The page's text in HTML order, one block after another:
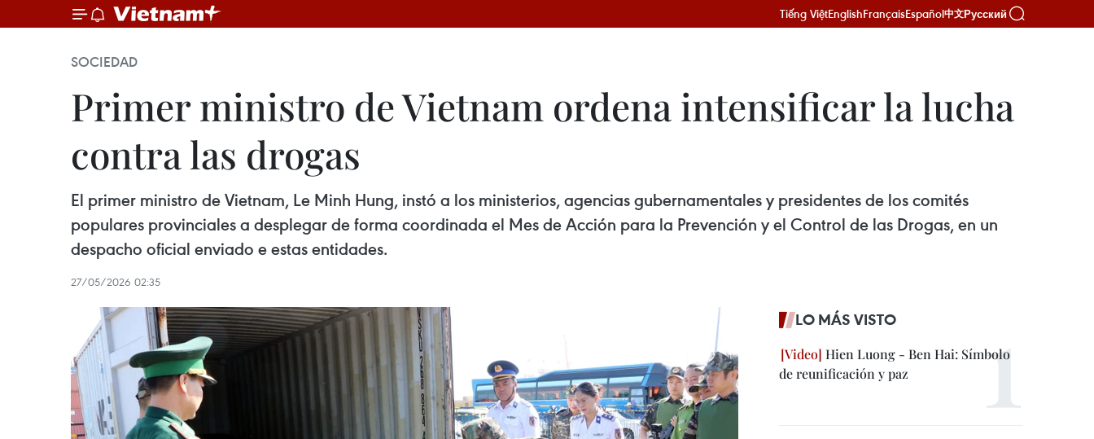
Tiếng ViệtEnglishFrançaisEspañol中文Русский
SOCIEDAD
Primer ministro de Vietnam ordena intensificar la lucha
contra las drogas
El primer ministro de Vietnam, Le Minh Hung, instó a los ministerios, agencias gubernamentales y presidentes de los comités
populares provinciales a desplegar de forma coordinada el Mes de Acción para la Prevención y el Control de las Drogas, en un
despacho oficial enviado e estas entidades.
27/05/2026 02:35
LO MÁS VISTO
Hien Luong - Ben Hai: Símbolo
de reunificación y paz